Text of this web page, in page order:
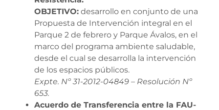
OBJETIVO: desarrollo en conjunto de una
Propuesta de Intervención integral en el
Parque 2 de febrero y Parque Ávalos, en el
marco del programa ambiente saludable,
desde el cual se desarrolla la intervención
de los espacios públicos.
Expte. Nº 31-2012-04849 – Resolución Nº
653.
Acuerdo de Transferencia entre la FAU-